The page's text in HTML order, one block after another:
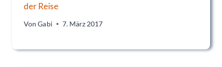
der Reise
Von Gabi 7. März 2017